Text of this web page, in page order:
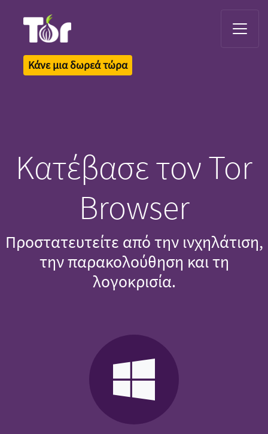
Κάνε μια δωρεά τώρα
Κατέβασε τον Tor
Browser
Προστατευτείτε από την ινχηλάτιση,
την παρακολούθηση και τη
λογοκρισία.